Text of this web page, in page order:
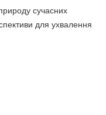
сучасних
для ухвалення